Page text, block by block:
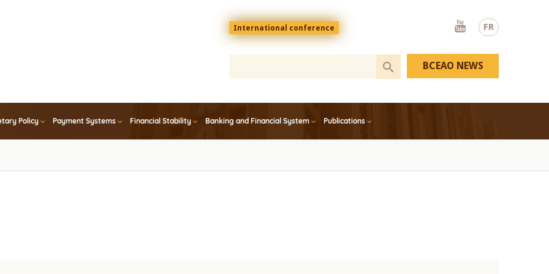
FR
Menu
top
En
International conference
Youtube
Policy Payment Systems Financial Stability Banking and Financial System Publications
BCEAO NEWS